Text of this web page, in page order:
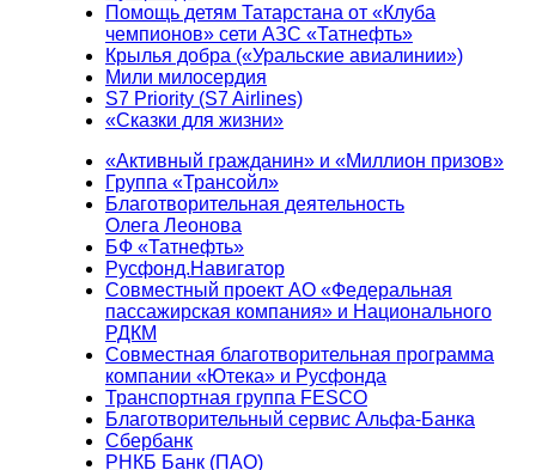
Помощь детям Татарстана от «Клуба
чемпионов» сети АЗС «Татнефть»
Крылья добра («Уральские авиалинии»)
Мили милосердия
S7 Priority (S7 Airlines)
«Сказки для жизни»
«Активный гражданин» и «Миллион призов»
Группа «Трансойл»
Благотворительная деятельность
Олега Леонова
БФ «Татнефть»
Русфонд.Навигатор
Совместный проект АО «Федеральная
пассажирская компания» и Национального
РДКМ
Совместная благотворительная программа
компании «Ютека» и Русфонда
Транспортная группа FESCO
Благотворительный сервис Альфа-Банка
Сбербанк
РНКБ Банк (ПАО)